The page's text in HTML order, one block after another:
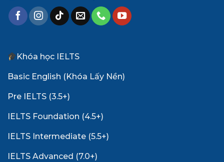
Khóa học IELTS
Basic English (Khóa Lấy Nền)
Pre IELTS (3.5+)
IELTS Foundation (4.5+)
IELTS Intermediate (5.5+)
IELTS Advanced (7.0+)